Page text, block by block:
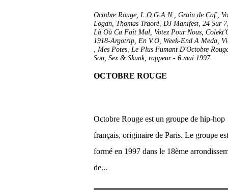
Octobre Rouge, L.O.G.A.N. , Grain de Caf',
Logan, Thomas Traoré, DJ Manifest, 24 Sur 7,
Là Où Ca Fait Mal, Votez Pour Nous,
1918-Argotrip, En V.O, Week-End A Meda,
, Mes Potes, Le Plus Fumant D'Octobre
Son, Sex & Skunk, rappeur- 6 mai 1997
OCTOBRE ROUGE
Octobre Rouge est un groupe de hip-hop
français, originaire de Paris. Le groupe est
formé en 1997 dans le 18ème
de...